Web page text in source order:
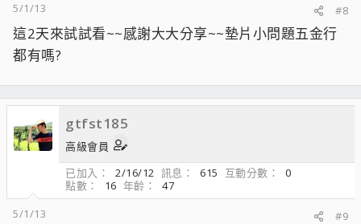
5/1/13
#8
這2天來試試看~~感謝大大分享~~墊片小問題五金行
都有嗎?
gtfst185
高級會員
已加入
2/16/12 訊息 615 互動分數
0
點數
16 年齡
47
5/1/13
#9